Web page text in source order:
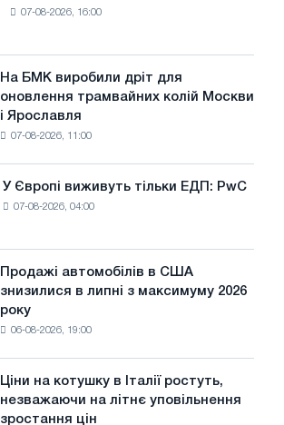
07-08-2026, 16:00
На БМК виробили дріт для
оновлення трамвайних колій Москви
і Ярославля
07-08-2026, 11:00
У Європі виживуть тільки ЕДП: PwC
07-08-2026, 04:00
Продажі автомобілів в США
знизилися в липні з максимуму 2026
року
06-08-2026, 19:00
Ціни на котушку в Італії ростуть,
незважаючи на літнє уповільнення
зростання цін